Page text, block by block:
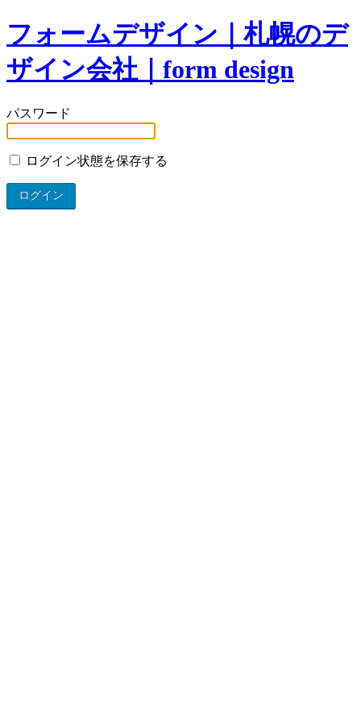
フォームデザイン｜札幌のデ
ザイン会社｜form design
パスワード
ログイン状態を保存する